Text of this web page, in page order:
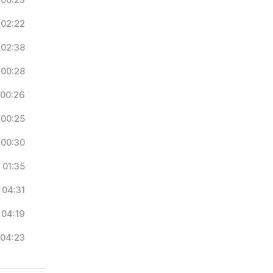
02:22
02:38
00:28
00:26
00:25
00:30
01:35
04:31
04:19
04:23